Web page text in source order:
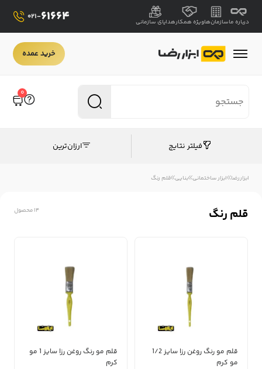
درباره ماسازمان‌هاویژه همکارهدایای سازمانی
021-61664
خرید عمده
0
فیلتر نتایج ارزان‌ترین
ابزاررضا ابزار ساختمانی بنایی قلم رنگ
14 محصول قلم رنگ
قلم مو رنگ روغن رزا سایز 1/2
مو کرم
قلم مو رنگ روغن رزا سایز 1 مو
کرم